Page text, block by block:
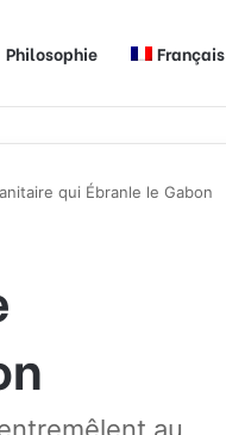
Philosophie Français
qui Ébranle le Gabon